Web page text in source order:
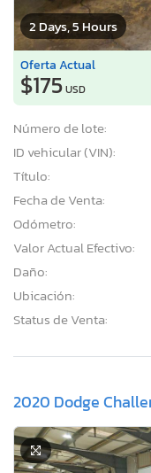
2 Days, 5 Hours
Oferta Actual
$175USD
Número de lote:
ID vehicular (VIN):
Título:
Fecha de Venta:
Odómetro:
Valor Actual Efectivo:
Daño:
Ubicación:
Status de Venta:
2020 Dodge